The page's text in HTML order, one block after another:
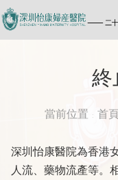
終
當前位置 首頁
深圳怡康醫院為香港
人流、藥物流產等。